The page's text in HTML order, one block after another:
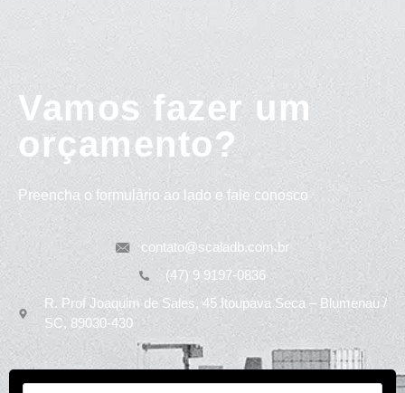
Vamos fazer um
orçamento?
Preencha o formulário ao lado e fale conosco
contato@scaladb.com.br
(47) 9 9197-0836
R. Prof Joaquim de Sales, 45 Itoupava Seca – Blumenau /
SC, 89030-430